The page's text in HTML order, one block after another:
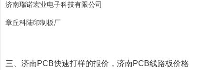
济南瑞诺宏业电子科技有限公司
章丘科陆印制板厂
三、济南PCB快速打样的报价，济南PCB线路板价格